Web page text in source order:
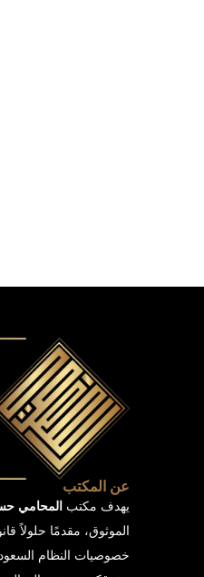
عن المكتب
يهدف مكتب المحامي
الموثوق، مقدمًا حلولاً
خصوصيات النظام